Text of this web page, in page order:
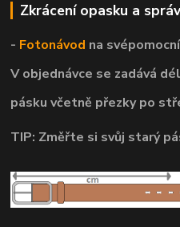
Zkrácení opasku a
- Fotonávod na svépomocní
V objednávce se zadává
pásku včetně přezky po
TIP: Změřte si svůj starý